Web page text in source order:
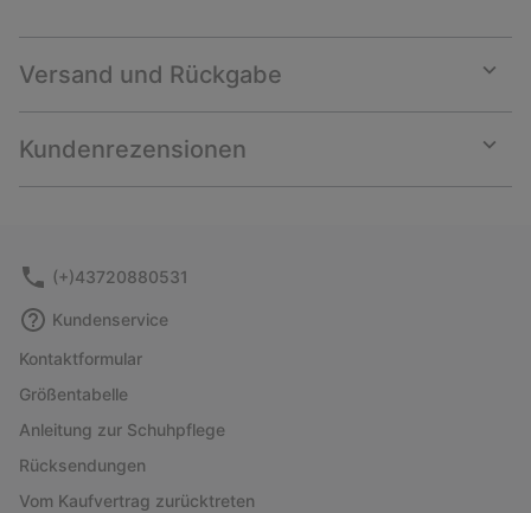
Versand und Rückgabe
or
Kundenrezensionen
or
(+)43720880531
Kundenservice
Kontaktformular
Größentabelle
Anleitung zur Schuhpflege
Rücksendungen
Vom Kaufvertrag zurücktreten